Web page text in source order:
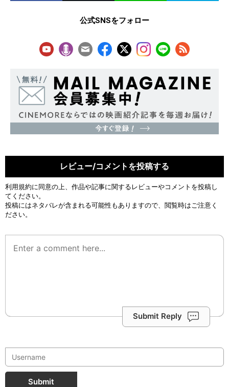
公式SNSをフォロー
レビュー/コメントを投稿する
利用規約に同意の上、作品や記事に関するレビューやコメントを投稿し
てください。
投稿にはネタバレが含まれる可能性もありますので、閲覧時はご注意く
ださい。
Submit Reply
Submit